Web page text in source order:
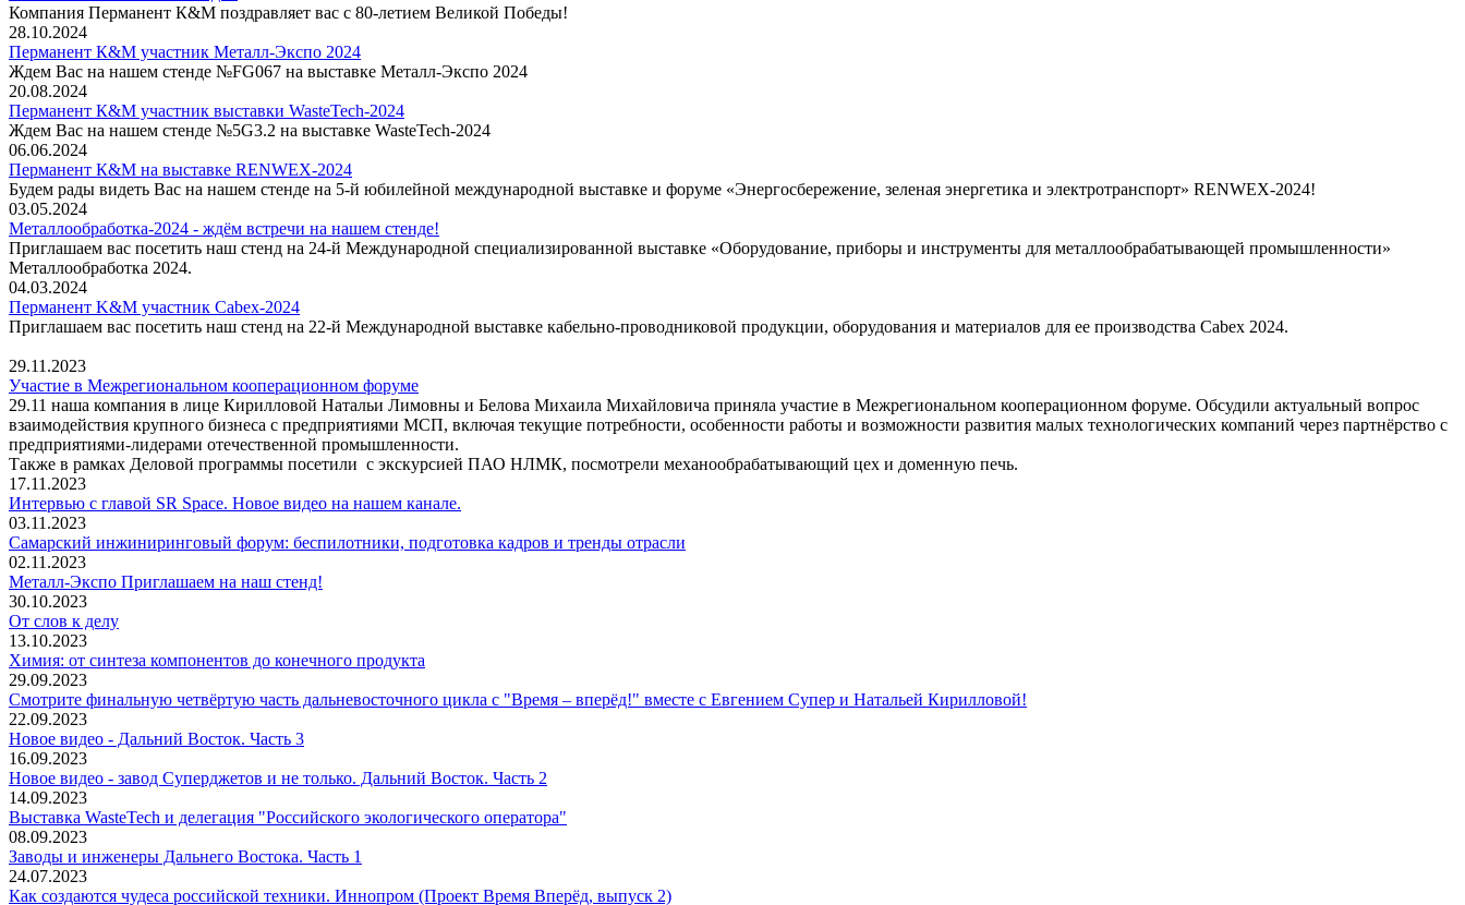
Компания Перманент К&М поздравляет вас с 80-летием Великой Победы!
28.10.2024
Перманент К&М участник Металл-Экспо 2024
Ждем Вас на нашем стенде №FG067 на выставке Металл-Экспо 2024
20.08.2024
Перманент К&М участник выставки WasteTech-2024
Ждем Вас на нашем стенде №5G3.2 на выставке WasteTech-2024
06.06.2024
Перманент К&М на выставке RENWEX-2024
Будем рады видеть Вас на нашем стенде на 5-й юбилейной международной выставке и форуме «Энергосбережение, зеленая энергетика и электротранспорт» RENWEX-2024!
03.05.2024
Металлообработка-2024 - ждём встречи на нашем стенде!
Приглашаем вас посетить наш стенд на 24-й Международной специализированной выставке «Оборудование, приборы и инструменты для металлообрабатывающей промышленности»
Металлообработка 2024.
04.03.2024
Перманент K&M участник Cabex-2024
Приглашаем вас посетить наш стенд на 22-й Международной выставке кабельно-проводниковой продукции, оборудования и материалов для ее производства Cabex 2024.
29.11.2023
Участие в Межрегиональном кооперационном форуме
29.11 наша компания в лице Кирилловой Натальи Лимовны и Белова Михаила Михайловича приняла участие в Межрегиональном кооперационном форуме. Обсудили актуальный вопрос
взаимодействия крупного бизнеса с предприятиями МСП, включая текущие потребности, особенности работы и возможности развития малых технологических компаний через партнёрство с
предприятиями-лидерами отечественной промышленности.
Также в рамках Деловой программы посетили с экскурсией ПАО НЛМК, посмотрели механообрабатывающий цех и доменную печь.
17.11.2023
Интервью с главой SR Space. Новое видео на нашем канале.
03.11.2023
Самарский инжиниринговый форум: беспилотники, подготовка кадров и тренды отрасли
02.11.2023
Металл-Экспо Приглашаем на наш стенд!
30.10.2023
От слов к делу
13.10.2023
Химия: от синтеза компонентов до конечного продукта
29.09.2023
Смотрите финальную четвёртую часть дальневосточного цикла с "Время – вперёд!" вместе с Евгением Супер и Натальей Кирилловой!
22.09.2023
Новое видео - Дальний Восток. Часть 3
16.09.2023
Новое видео - завод Суперджетов и не только. Дальний Восток. Часть 2
14.09.2023
Выставка WasteTech и делегация "Российского экологического оператора"
08.09.2023
Заводы и инженеры Дальнего Востока. Часть 1
24.07.2023
Как создаются чудеса российской техники. Иннопром (Проект Время Вперёд, выпуск 2)